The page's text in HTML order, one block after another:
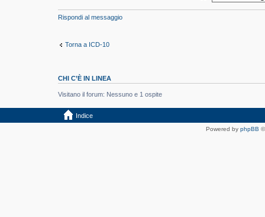
Rispondi al messaggio
Torna a ICD-10
CHI C’È IN LINEA
Visitano il forum: Nessuno e 1 ospite
Indice
Powered by phpBB